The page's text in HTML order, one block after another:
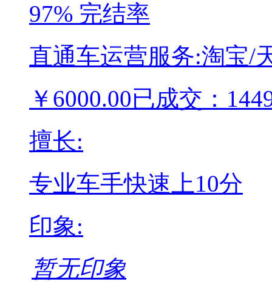
97% 完结率
直通车运营服务:淘宝/
￥ 6000.00已成交：
擅长:
专业车手快速上10分
印象:
暂无印象